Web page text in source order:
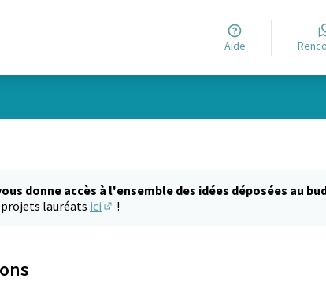
Aide
donne accès à l'ensemble des idées déposées au
projets lauréats ici !